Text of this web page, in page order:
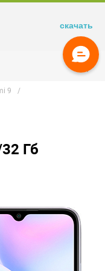
9
Гб
скачать